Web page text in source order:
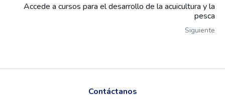
Accede a cursos para el desarrollo de la acuicultura y la
pesca
Siguiente
Contáctanos